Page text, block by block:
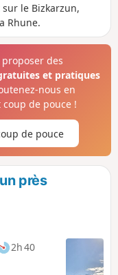
le Bizkarzun,
Rhune.
des
et pratiques
nous en
de pouce !
de pouce
près
2h 40